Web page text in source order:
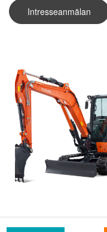
Intresseanmälan